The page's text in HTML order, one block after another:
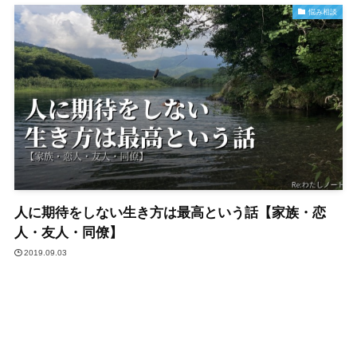
悩み相談
人に期待をしない生き方は最高という話【家族・恋
人・友人・同僚】
2019.09.03